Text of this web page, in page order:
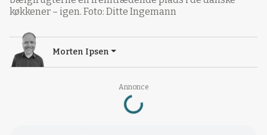
Annonce
Loading...
køkkener – igen. Foto: Ditte Ingemann
Morten Ipsen